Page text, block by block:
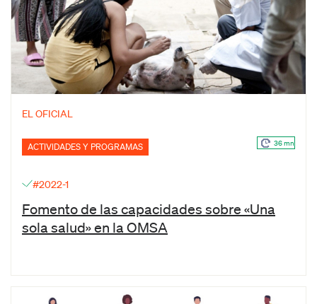
EL OFICIAL
ACTIVIDADES Y PROGRAMAS 36 mn
#2022-1
Fomento de las capacidades sobre «Una
sola salud» en la OMSA